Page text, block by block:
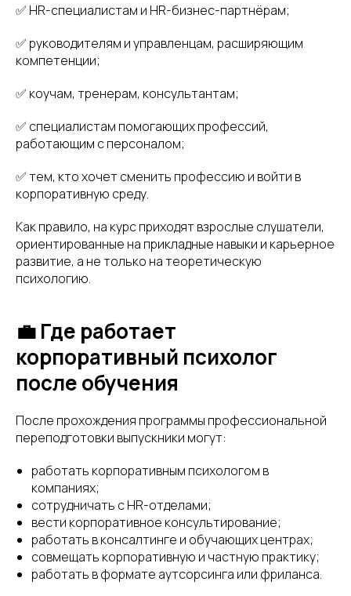
✅ HR-специалистам и HR-бизнес-партнёрам;
✅ руководителям и управленцам, расширяющим
компетенции;
✅ коучам, тренерам, консультантам;
✅ специалистам помогающих профессий,
работающим с персоналом;
✅ тем, кто хочет сменить профессию и войти в
корпоративную среду.
Как правило, на курс приходят взрослые слушатели,
ориентированные на прикладные навыки и карьерное
развитие, а не только на теоретическую
психологию.
💼 Где работает
корпоративный психолог
после обучения
После прохождения программы профессиональной
переподготовки выпускники могут:
работать корпоративным психологом в
компаниях;
сотрудничать с HR-отделами;
вести корпоративное консультирование;
работать в консалтинге и обучающих центрах;
совмещать корпоративную и частную практику;
работать в формате аутсорсинга или фриланса.